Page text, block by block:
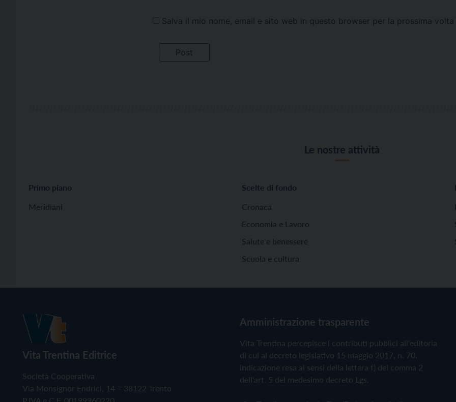
Salva il mio nome, email e sito web in questo browser per la prossima volta
Le nostre attività
Primo piano
Meridiani
Scelte di fondo
Cronaca
Economia e Lavoro
Salute e benessere
Scuola e cultura
Vita Trentina Editrice
Società Cooperativa
Via Monsignor Endrici, 14 – 38122 Trento
Amministrazione trasparente
Vita Trentina percepisce i contributi pubblici all'editoria
di cui al decreto legislativo 15 maggio 2017, n. 70.
Indicazione resa ai sensi della lettera f) del comma 2
dell'art. 5 del medesimo decreto Lgs.